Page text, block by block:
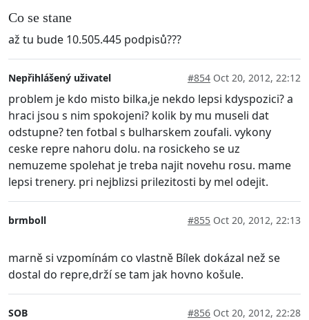
Co se stane
až tu bude 10.505.445 podpisů???
Nepřihlášený uživatel #854 Oct 20, 2012, 22:12
problem je kdo misto bilka,je nekdo lepsi kdyspozici? a
hraci jsou s nim spokojeni? kolik by mu museli dat
odstupne? ten fotbal s bulharskem zoufali. vykony
ceske repre nahoru dolu. na rosickeho se uz
nemuzeme spolehat je treba najit novehu rosu. mame
lepsi trenery. pri nejblizsi prilezitosti by mel odejit.
brmboll #855 Oct 20, 2012, 22:13
marně si vzpomínám co vlastně Bílek dokázal než se
dostal do repre,drží se tam jak hovno košule.
SOB #856 Oct 20, 2012, 22:28